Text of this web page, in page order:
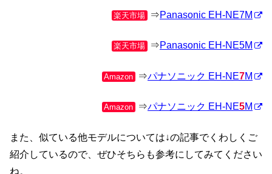
楽天市場 ⇒Panasonic EH-NE7M
楽天市場 ⇒Panasonic EH-NE5M
Amazon ⇒パナソニック EH-NE7M
Amazon ⇒パナソニック EH-NE5M
また、似ている他モデルについては↓の記事でくわしくご
紹介しているので、ぜひそちらも参考にしてみてください
ね。